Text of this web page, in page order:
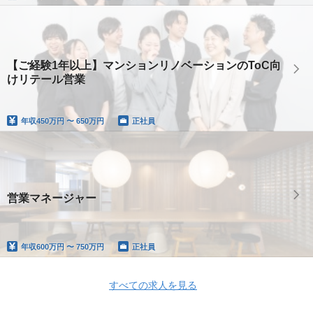
【ご経験1年以上】マンションリノベーションのToC向
けリテール営業
年収450万円 〜 650万円 正社員
営業マネージャー
年収600万円 〜 750万円 正社員
すべての求人を見る